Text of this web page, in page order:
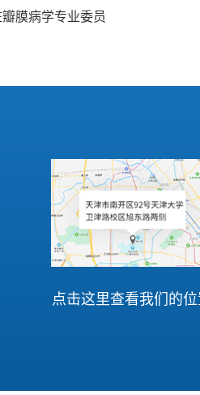
膜病学专业委员
点击这里查看我们的